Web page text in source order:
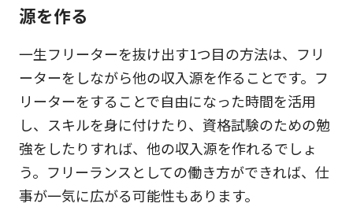
源を作る
一生フリーターを抜け出す1つ目の方法は、フリ
ーターをしながら他の収入源を作ることです。フ
リーターをすることで自由になった時間を活用
し、スキルを身に付けたり、資格試験のための勉
強をしたりすれば、他の収入源を作れるでしょ
う。フリーランスとしての働き方ができれば、仕
事が一気に広がる可能性もあります。